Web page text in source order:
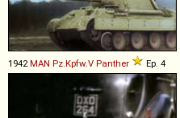
1942 MAN Pz Kpfw.V Panther Ep. 4